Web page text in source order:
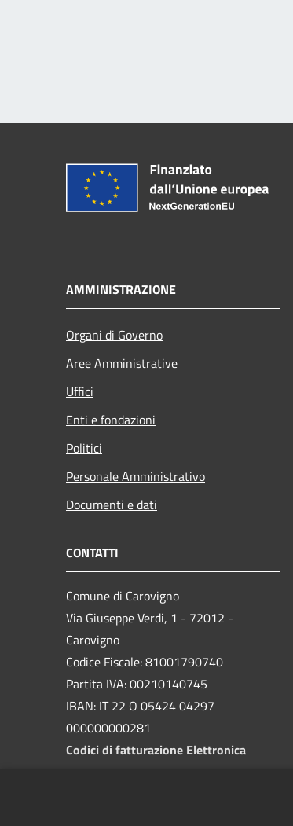
AMMINISTRAZIONE
Organi di Governo
Aree Amministrative
Uffici
Enti e fondazioni
Politici
Personale Amministrativo
Documenti e dati
CONTATTI
Comune di Carovigno
Via Giuseppe Verdi, 1 - 72012 -
Carovigno
Codice Fiscale: 81001790740
Partita IVA: 00210140745
IBAN: IT 22 O 05424 04297
000000000281
Codici di fatturazione Elettronica